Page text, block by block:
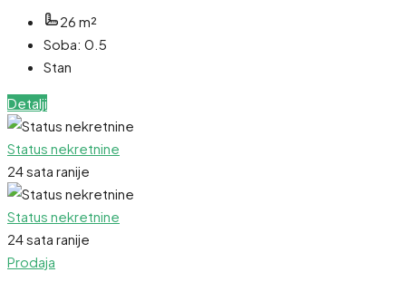
26 m²
Soba: 0.5
Stan
Detalji
Status nekretnine
24 sata ranije
Status nekretnine
24 sata ranije
Prodaja